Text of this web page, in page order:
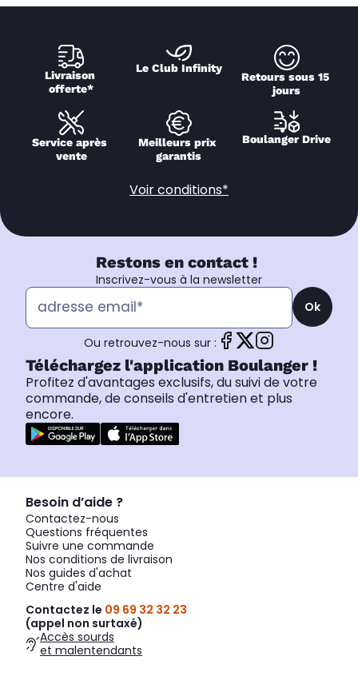
Livraison
offerte*
Le Club Infinity
Retours sous 15
jours
Service après
vente
Meilleurs prix
garantis
Boulanger Drive
Voir conditions*
Restons en contact !
Inscrivez-vous à la newsletter
Ok
Ou retrouvez-nous sur :
Téléchargez l'application Boulanger !
Profitez d'avantages exclusifs, du suivi de votre
commande, de conseils d'entretien et plus
encore.
Besoin d’aide ?
Contactez-nous
Questions fréquentes
Suivre une commande
Nos conditions de livraison
Nos guides d'achat
Centre d'aide
Contactez le 09 69 32 32 23
(appel non surtaxé)
Accès sourds
et malentendants